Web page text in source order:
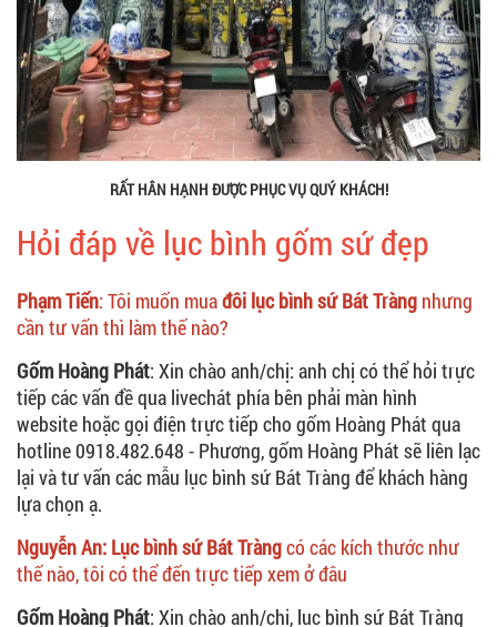
RẤT HÂN HẠNH ĐƯỢC PHỤC VỤ QUÝ KHÁCH!
Hỏi đáp về lục bình gốm sứ đẹp
Phạm Tiến: Tôi muốn muađôi lục bình sứ Bát Tràng nhưng
cần tư vấn thì làm thế nào?
Gốm Hoàng Phát: Xin chào anh/chị: anh chị có thể hỏi trực
tiếp các vấn đề qua livechát phía bên phải màn hình
website hoặc gọi điện trực tiếp cho gốm Hoàng Phát qua
hotline 0918.482.648 - Phương, gốm Hoàng Phát sẽ liên lạc
lại và tư vấn các mẫu lục bình sứ Bát Tràng để khách hàng
lựa chọn ạ.
Nguyễn An: Lục bình sứ Bát Tràngcó các kích thước như
thế nào, tôi có thể đến trực tiếp xem ở đâu
Gốm Hoàng Phát: Xin chào anh/chị, lục bình sứ Bát Tràng